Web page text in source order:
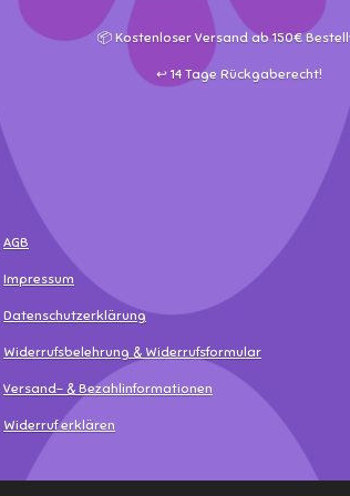
📦 Kostenloser Versand ab 150€
↩️ 14 Tage Rückgaberecht!
AGB
Impressum
Datenschutzerklärung
Widerrufsbelehrung & Widerrufsformular
Versand- & Bezahlinformationen
Widerruf erklären
© 2025 - 2026 MamaLea